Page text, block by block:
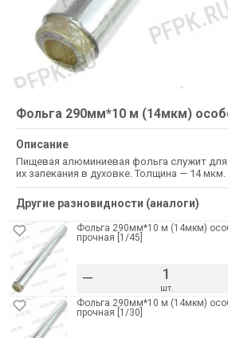
Фольга 290мм*10 м (14мкм)
Описание
Пищевая алюминиевая фольга служит для
их запекания в духовке. Толщина — 14 мкм.
Другие разновидности (аналоги)
Фольга 290мм*10 м (14мкм)
прочная [1/45]
– шт.
Фольга 290мм*10 м (14мкм)
прочная [1/30]